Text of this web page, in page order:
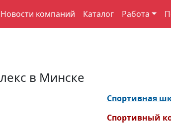
Новости компаний Каталог Работа
в Минске
Спортивная
Спортивный